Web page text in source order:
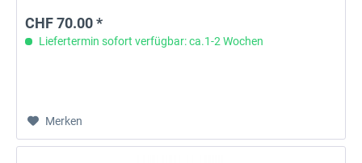
CHF 70.00 *
Liefertermin sofort verfügbar: ca.1-2 Wochen
Merken